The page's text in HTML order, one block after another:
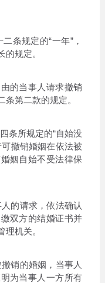
条规定的“一年”，
规定。
的当事人请求撤销
条第二款的规定。
条所规定的“自始没
撤销婚姻在依法被
姻自始不受法律保
的请求，依法确认
双方的结婚证书并
机关。
销的婚姻，当事人
为当事人一方所有